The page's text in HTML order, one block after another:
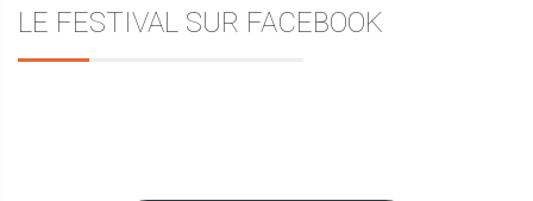
LE FESTIVAL SUR FACEBOOK